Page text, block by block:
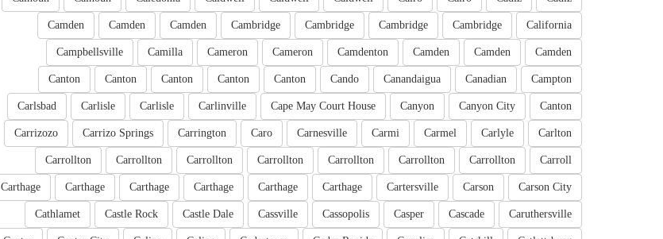
California
Cambridge
Cambridge
Cambridge
Cambridge
Camden
Camden
Camden
Camden
Camden
Camden
Camdenton
Cameron
Cameron
Camilla
Campbellsville
Campton
Canadian
Canandaigua
Cando
Canton
Canton
Canton
Canton
Canton
Canton
Canyon City
Canyon
Cape May Court House
Carlinville
Carlisle
Carlisle
Carlsbad
Carlton
Carlyle
Carmel
Carmi
Carnesville
Caro
Carrington
Carrizo Springs
Carrizozo
Carroll
Carrollton
Carrollton
Carrollton
Carrollton
Carrollton
Carrollton
Carrollton
Carson City
Carson
Cartersville
Carthage
Carthage
Carthage
Carthage
Carthage
Carthage
Caruthersville
Cascade
Casper
Cassopolis
Cassville
Castle Dale
Castle Rock
Cathlamet